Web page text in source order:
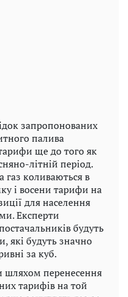
запропонованих
палива
ще до того як
літній період.
газ коливаються в
і восени тарифи на
для населення
Експерти
будуть
які будуть значно
за куб.
перенесення
тарифів на той